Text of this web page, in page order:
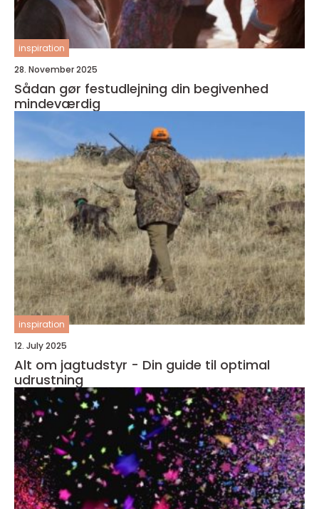
inspiration
28. November 2025
Sådan gør festudlejning din begivenhed
mindeværdig
inspiration
12. July 2025
Alt om jagtudstyr - Din guide til optimal
udrustning